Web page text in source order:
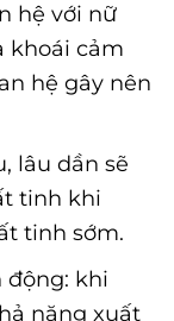
hệ với nữ
khoái cảm
hệ gây nên
lâu dần sẽ
tinh khi
tinh sớm.
động: khi
năng xuất